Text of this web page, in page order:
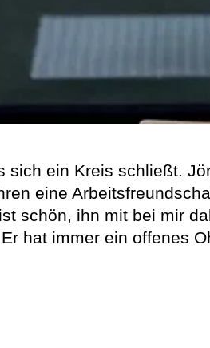
sich ein Kreis schließt.
eine
schön, ihn mit bei mir
hat immer ein offenes